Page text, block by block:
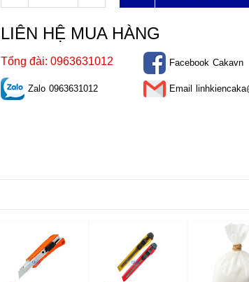
LIÊN HỆ MUA HÀNG
Tổng đài: 0963631012
Zalo 0963631012
Facebook Cakavn
Email